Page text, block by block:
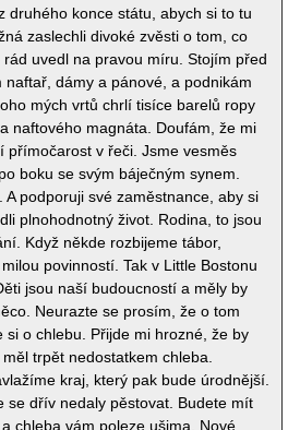
druhého konce státu, abych si to tu
zaslechli divoké zvěsti o tom, co
uvedl na pravou míru. Stojím před
dámy a pánové, a podnikám
mých vrtů chrlí tisíce barelů ropy
naftového magnáta. Doufám, že mi
přímočarost v řeči. Jsme vesměs
boku se svým báječným synem.
podporuji své zaměstnance, aby si
plnohodnotný život. Rodina, to jsou
Když někde rozbijeme tábor,
povinností. Tak v Little Bostonu
jsou naší budoucností a měly by
Neurazte se prosím, že o tom
si o chlebu. Přijde mi hrozné, že by
trpět nedostatkem chleba.
kraj, který pak bude úrodnější.
se dřív nedaly pěstovat. Budete mít
chleba vám poleze ušima. Nové